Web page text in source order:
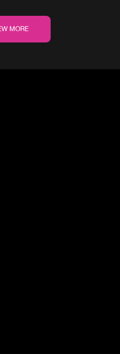
นที่ 9 กุมภาพันธ์นี้ ในโรงภาพยนตร์
พลง ‘กันและกัน’ (Cover Version)
: GDH และสามารถเข้าไปชม
กโรงภาพยนตร์ภาพ : GDH
มาให้ได้ฟังกัน วันนี้ถึงคิวของฝั่ง ‘เธอ
มรับปีใหม่กันซึ่งพาร์ทนี้ประเดิมด้วย 2
โดย ส้ม หยิบเอาเพลง ‘เธอ
ตรและว่านไฉ อคิรมาถ่ายทอดโมเมนต์
‘ยิ้มอ่อนแล้วมองบน’(original
ดยNap A Lean,เพลง‘The Wedding
Feat. PICHAI
sick’(original by MILD)
กต์ด้วยเพลง‘รักลอยลม’(original
พ้’ พร้อมชม Music Video ภาพสวยๆ
และทุกช่องทาง Music
MORE